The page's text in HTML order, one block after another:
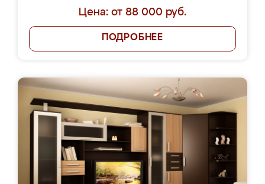
Цена: от 88 000 руб.
ПОДРОБНЕЕ